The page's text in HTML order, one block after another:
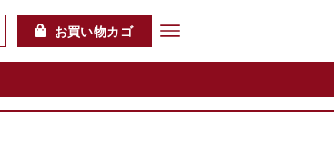
お買い物カゴ